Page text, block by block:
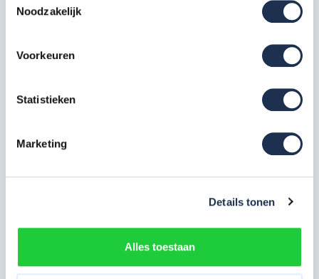
Noodzakelijk
Voorkeuren
Statistieken
Marketing
Details tonen
Alles toestaan
Extra informatie
regel en wetgeving, voorzien van
een TÜV certificaat
en
Hierdoor bent u verzekerd van kwaliteit en veiligheid van
wanddikte van 2,2 mm wat uitzonderlijke sterk en robuust
is.
Gemaakt van hoogwaardig lichtgewicht aluminium
waardoor het opbouwen van de rolsteiger een en